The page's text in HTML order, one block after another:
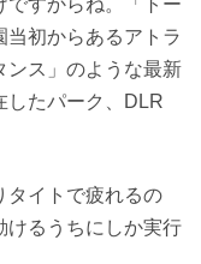
ですからね。「トー
当初からあるアトラ
ンス」のような最新
したパーク、DLR
タイトで疲れるの
けるうちにしか実行